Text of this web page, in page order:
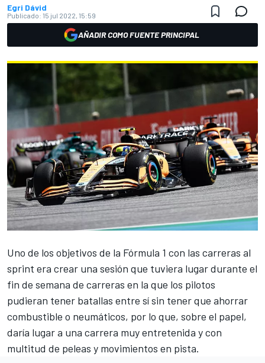
Egri Dávid
Publicado: 15 jul 2022, 15:59
AÑADIR COMO FUENTE PRINCIPAL
Uno de los objetivos de la Fórmula 1 con las carreras al
sprint era crear una sesión que tuviera lugar durante el
fin de semana de carreras en la que los pilotos
pudieran tener batallas entre sí sin tener que ahorrar
combustible o neumáticos, por lo que, sobre el papel,
daría lugar a una carrera muy entretenida y con
multitud de peleas y movimientos en pista.